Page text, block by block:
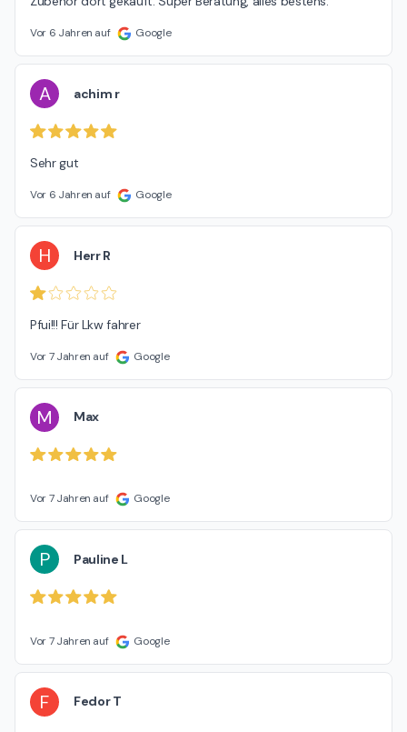
Vor 6 Jahren auf Google
A achim r
Sehr gut
Vor 6 Jahren auf Google
H Herr R
Pfui!!! Für Lkw fahrer
Vor 7 Jahren auf Google
M Max
Vor 7 Jahren auf Google
P Pauline L
Vor 7 Jahren auf Google
F Fedor T